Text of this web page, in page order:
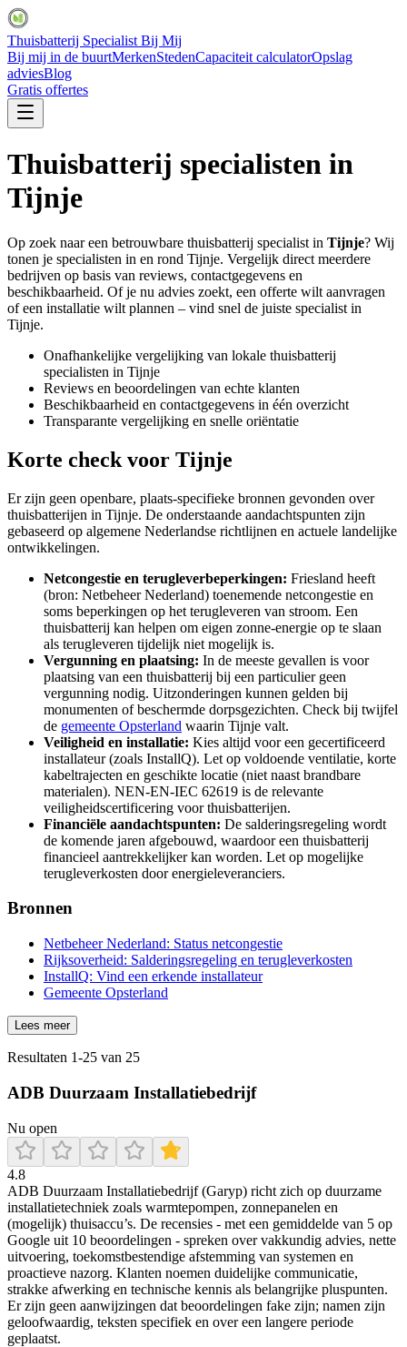
Thuisbatterij Specialist Bij Mij
Bij mij in de buurtMerkenStedenCapaciteit calculatorOpslag
adviesBlog
Gratis offertes
Thuisbatterij specialisten in
Tijnje
Op zoek naar een betrouwbare thuisbatterij specialist in Tijnje? Wij
tonen je specialisten in en rond Tijnje. Vergelijk direct meerdere
bedrijven op basis van reviews, contactgegevens en
beschikbaarheid. Of je nu advies zoekt, een offerte wilt aanvragen
of een installatie wilt plannen – vind snel de juiste specialist in
Tijnje.
Onafhankelijke vergelijking van lokale thuisbatterij
specialisten in Tijnje
Reviews en beoordelingen van echte klanten
Beschikbaarheid en contactgegevens in één overzicht
Transparante vergelijking en snelle oriëntatie
Korte check voor Tijnje
Er zijn geen openbare, plaats-specifieke bronnen gevonden over
thuisbatterijen in Tijnje. De onderstaande aandachtspunten zijn
gebaseerd op algemene Nederlandse richtlijnen en actuele landelijke
ontwikkelingen.
Netcongestie en terugleverbeperkingen: Friesland heeft
(bron: Netbeheer Nederland) toenemende netcongestie en
soms beperkingen op het terugleveren van stroom. Een
thuisbatterij kan helpen om eigen zonne-energie op te slaan
als terugleveren tijdelijk niet mogelijk is.
Vergunning en plaatsing: In de meeste gevallen is voor
plaatsing van een thuisbatterij bij een particulier geen
vergunning nodig. Uitzonderingen kunnen gelden bij
monumenten of beschermde dorpsgezichten. Check bij twijfel
de gemeente Opsterland waarin Tijnje valt.
Veiligheid en installatie: Kies altijd voor een gecertificeerd
installateur (zoals InstallQ). Let op voldoende ventilatie, korte
kabeltrajecten en geschikte locatie (niet naast brandbare
materialen). NEN-EN-IEC 62619 is de relevante
veiligheidscertificering voor thuisbatterijen.
Financiële aandachtspunten: De salderingsregeling wordt
de komende jaren afgebouwd, waardoor een thuisbatterij
financieel aantrekkelijker kan worden. Let op mogelijke
terugleverkosten door energieleveranciers.
Bronnen
Netbeheer Nederland: Status netcongestie
Rijksoverheid: Salderingsregeling en terugleverkosten
InstallQ: Vind een erkende installateur
Gemeente Opsterland
Lees meer
Resultaten 1-25 van 25
ADB Duurzaam Installatiebedrijf
Nu open
4.8
ADB Duurzaam Installatiebedrijf (Garyp) richt zich op duurzame
installatietechniek zoals warmtepompen, zonnepanelen en
(mogelijk) thuisaccu’s. De recensies - met een gemiddelde van 5 op
Google uit 10 beoordelingen - spreken over vakkundig advies, nette
uitvoering, toekomstbestendige afstemming van systemen en
proactieve nazorg. Klanten noemen duidelijke communicatie,
strakke afwerking en technische kennis als belangrijke pluspunten.
Er zijn geen aanwijzingen dat beoordelingen fake zijn; namen zijn
geloofwaardig, teksten specifiek en over een langere periode
geplaatst.